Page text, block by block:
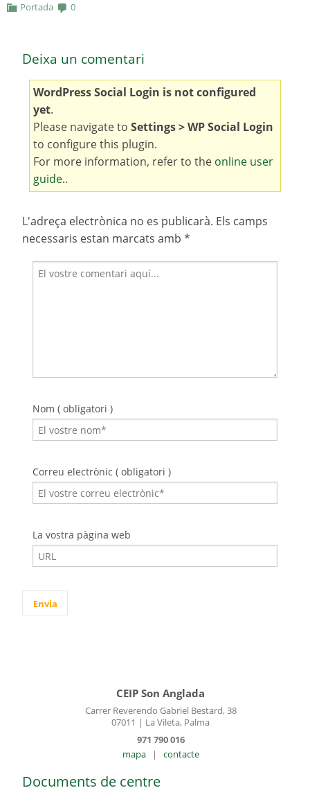
Portada 0
Deixa un comentari
WordPress Social Login is not configured
yet.
Please navigate to Settings > WP Social Login
to configure this plugin.
For more information, refer to the online user
guide..
L'adreça electrònica no es publicarà. Els camps
necessaris estan marcats amb *
Nom ( obligatori )
Correu electrònic ( obligatori )
La vostra pàgina web
CEIP Son Anglada
Carrer Reverendo Gabriel Bestard, 38
07011 | La Vileta, Palma
971 790 016
mapa
| contacte
Documents de centre